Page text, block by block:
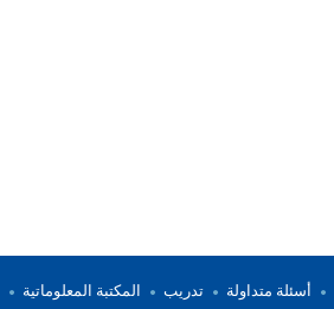
أسئلة متداولة تدريب المكتبة المعلوماتية